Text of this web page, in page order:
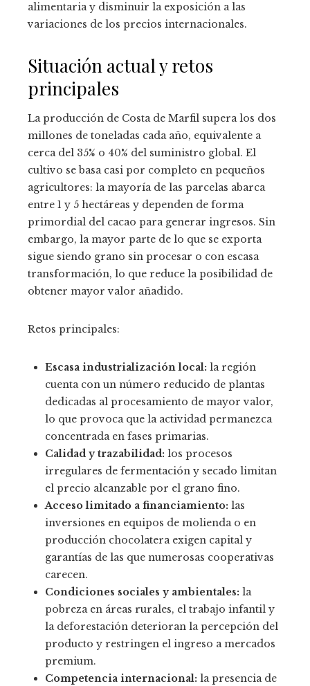
alimentaria y disminuir la exposición a las
variaciones de los precios internacionales.
Situación actual y retos
principales
La producción de Costa de Marfil supera los dos
millones de toneladas cada año, equivalente a
cerca del 35% o 40% del suministro global. El
cultivo se basa casi por completo en pequeños
agricultores: la mayoría de las parcelas abarca
entre 1 y 5 hectáreas y dependen de forma
primordial del cacao para generar ingresos. Sin
embargo, la mayor parte de lo que se exporta
sigue siendo grano sin procesar o con escasa
transformación, lo que reduce la posibilidad de
obtener mayor valor añadido.
Retos principales:
Escasa industrialización local: la región
cuenta con un número reducido de plantas
dedicadas al procesamiento de mayor valor,
lo que provoca que la actividad permanezca
concentrada en fases primarias.
Calidad y trazabilidad: los procesos
irregulares de fermentación y secado limitan
el precio alcanzable por el grano fino.
Acceso limitado a financiamiento: las
inversiones en equipos de molienda o en
producción chocolatera exigen capital y
garantías de las que numerosas cooperativas
carecen.
Condiciones sociales y ambientales: la
pobreza en áreas rurales, el trabajo infantil y
la deforestación deterioran la percepción del
producto y restringen el ingreso a mercados
premium.
Competencia internacional: la presencia de